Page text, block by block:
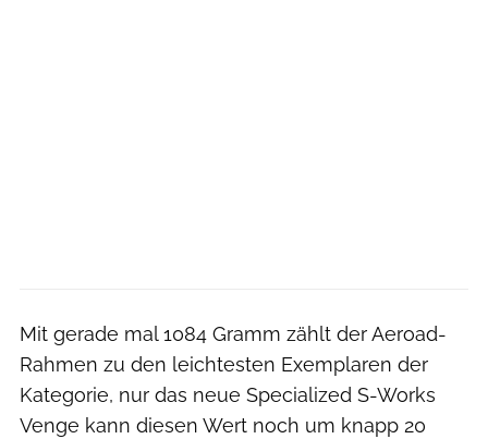
Mit gerade mal 1084 Gramm zählt der Aeroad-
Rahmen zu den leichtesten Exemplaren der
Kategorie, nur das neue Specialized S-Works
Venge kann diesen Wert noch um knapp 20